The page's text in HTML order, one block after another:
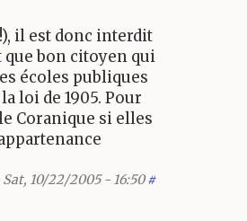
il est donc interdit
que bon citoyen qui
écoles publiques
loi de 1905. Pour
Coranique si elles
10/22/2005 - 16:50 #